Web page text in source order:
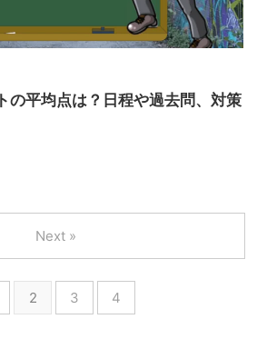
の平均点は？日程や過去問、対策
2 3 4
Next »